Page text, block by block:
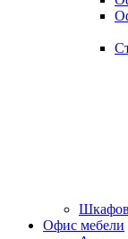
Офис мебели